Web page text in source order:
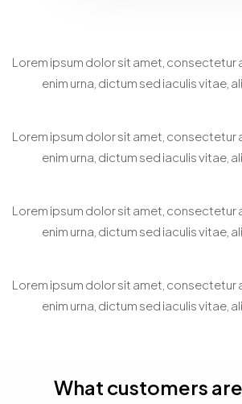
Lorem ipsum dolor sit amet, consectetur
enim urna, dictum sed iaculis vitae,
Lorem ipsum dolor sit amet, consectetur
enim urna, dictum sed iaculis vitae,
Lorem ipsum dolor sit amet, consectetur
enim urna, dictum sed iaculis vitae,
Lorem ipsum dolor sit amet, consectetur
enim urna, dictum sed iaculis vitae,
What customers